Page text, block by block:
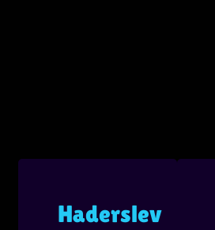
Haderslev